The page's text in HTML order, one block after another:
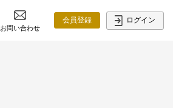
お問い合わせ
会員登録 ログイン